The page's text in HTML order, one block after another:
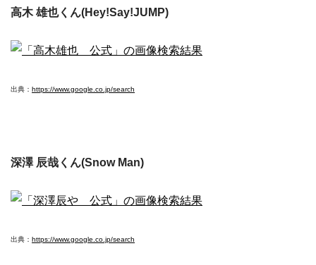
高木 雄也くん(Hey!Say!JUMP)
出典： https://www.google.co.jp/search
深澤 辰哉くん(Snow Man)
出典： https://www.google.co.jp/search